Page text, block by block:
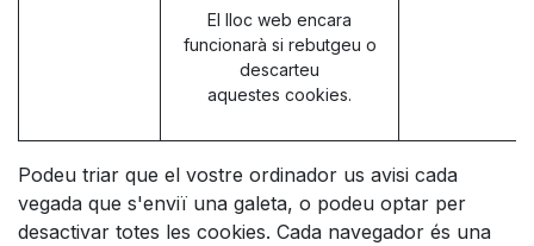
El lloc web encara
funcionarà si rebutgeu o
descarteu
aquestes cookies.
Podeu triar que el vostre ordinador us avisi cada
vegada que s'enviï una galeta, o podeu optar per
desactivar totes les cookies. Cada navegador és una